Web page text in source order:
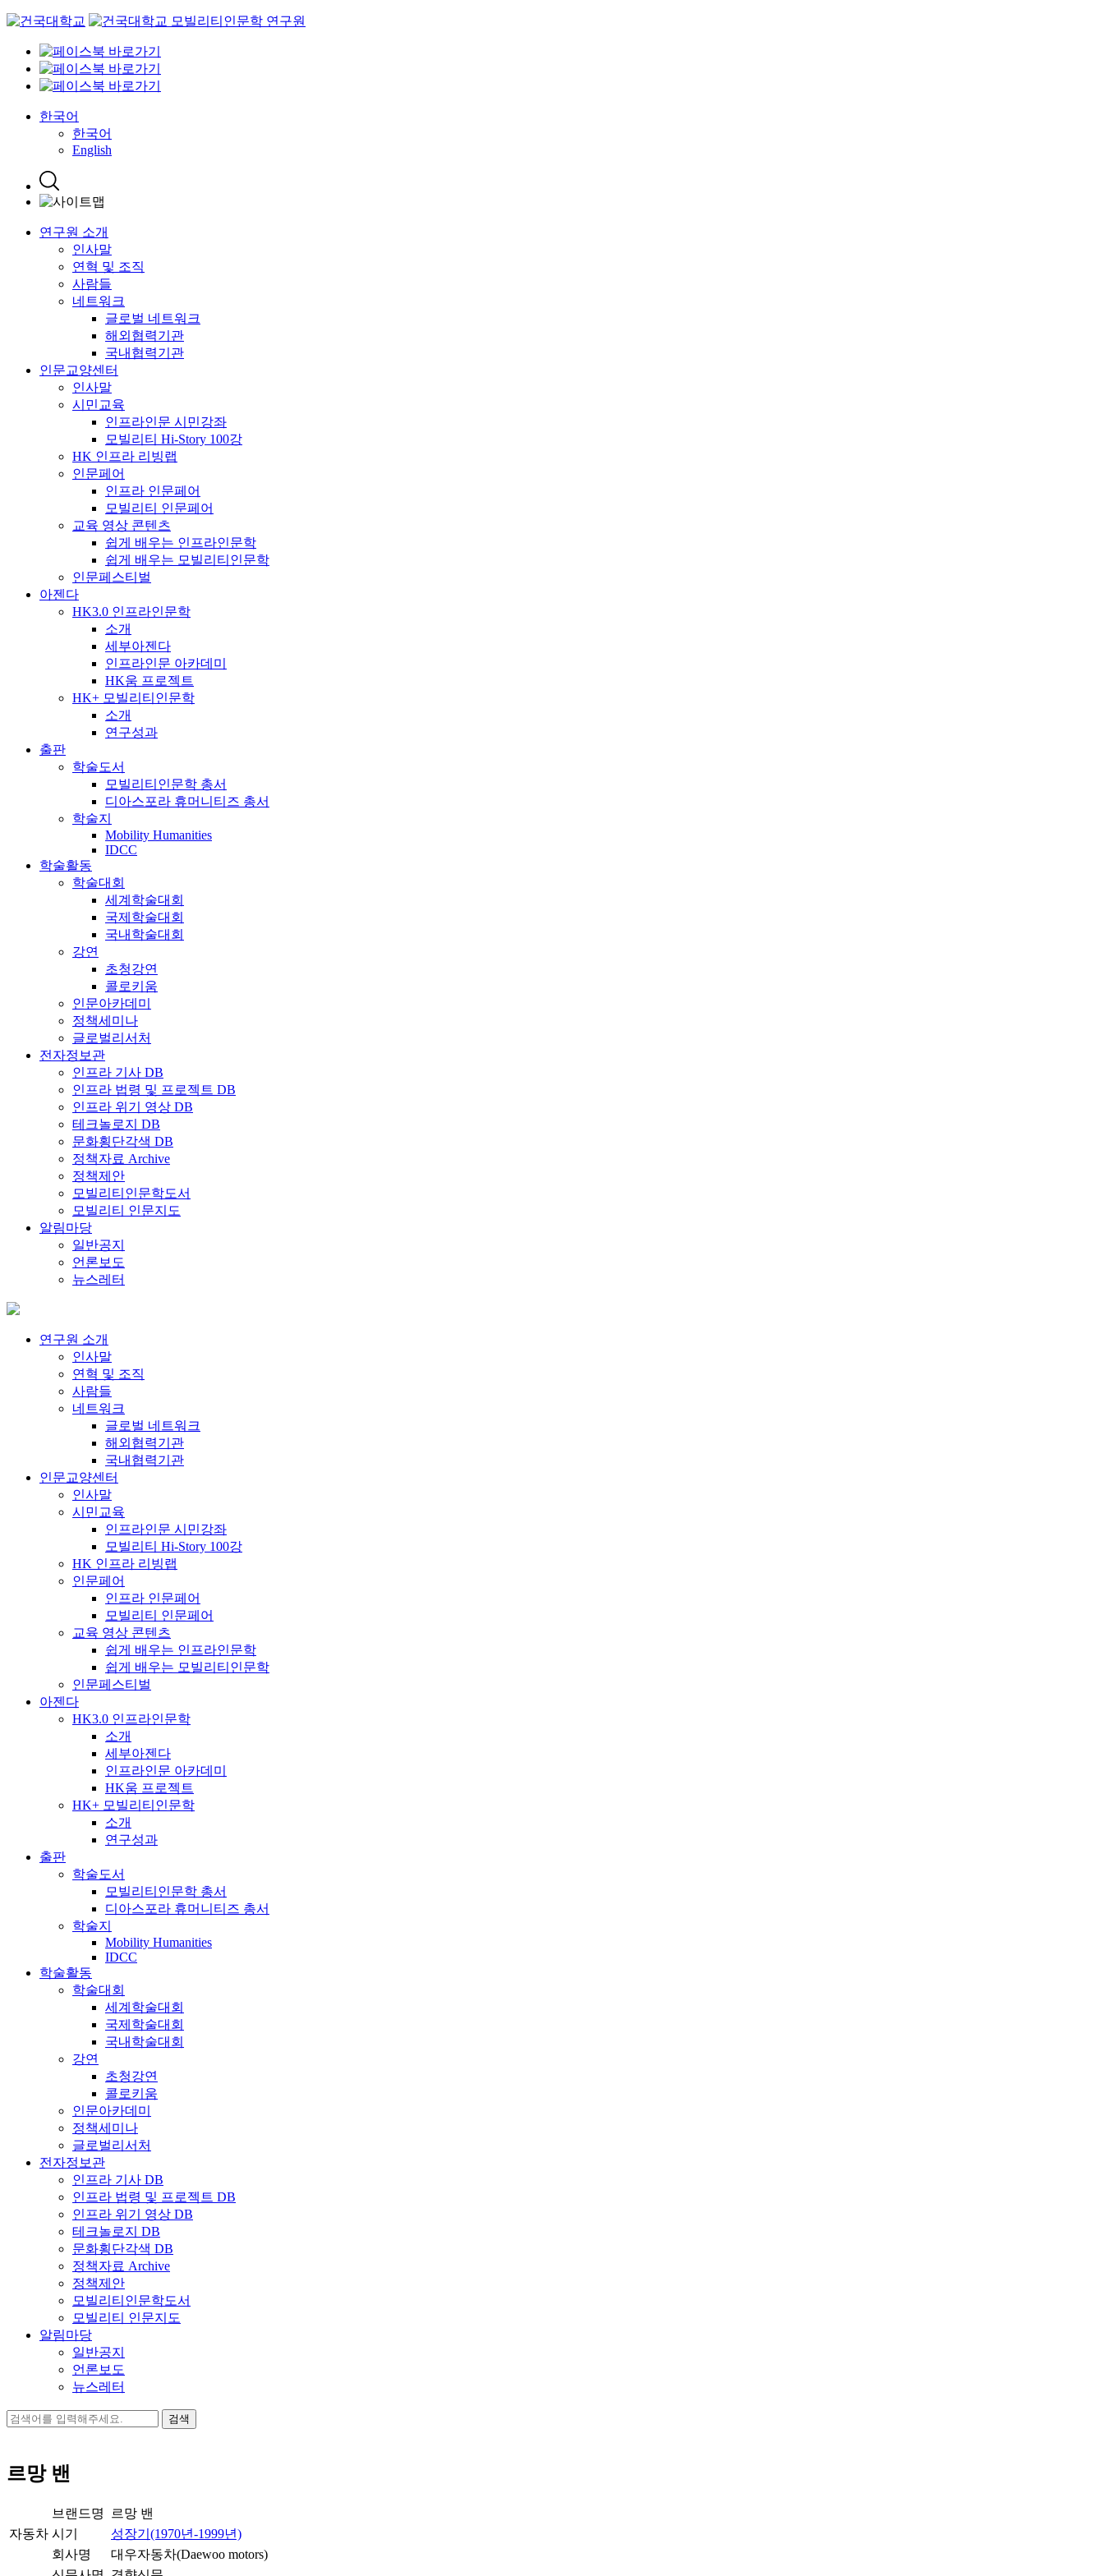
Skip
content
한국어
한국어
English
연구원 소개
인사말
연혁 및 조직
사람들
네트워크
글로벌 네트워크
해외협력기관
국내협력기관
인문교양센터
인사말
시민교육
인프라인문 시민강좌
모빌리티 Hi-Story 100강
HK 인프라 리빙랩
인문페어
인프라 인문페어
모빌리티 인문페어
교육 영상 콘텐츠
쉽게 배우는 인프라인문학
쉽게 배우는 모빌리티인문학
인문페스티벌
아젠다
HK3.0 인프라인문학
소개
세부아젠다
인프라인문 아카데미
HK움 프로젝트
HK+ 모빌리티인문학
소개
연구성과
출판
학술도서
모빌리티인문학 총서
디아스포라 휴머니티즈 총서
학술지
Mobility Humanities
IDCC
학술활동
학술대회
세계학술대회
국제학술대회
국내학술대회
강연
초청강연
콜로키움
인문아카데미
정책세미나
글로벌리서처
전자정보관
인프라 기사 DB
인프라 법령 및 프로젝트 DB
인프라 위기 영상 DB
테크놀로지 DB
문화횡단각색 DB
정책자료 Archive
정책제안
모빌리티인문학도서
모빌리티 인문지도
알림마당
일반공지
언론보도
뉴스레터
연구원 소개
인사말
연혁 및 조직
사람들
네트워크
글로벌 네트워크
해외협력기관
국내협력기관
인문교양센터
인사말
시민교육
인프라인문 시민강좌
모빌리티 Hi-Story 100강
HK 인프라 리빙랩
인문페어
인프라 인문페어
모빌리티 인문페어
교육 영상 콘텐츠
쉽게 배우는 인프라인문학
쉽게 배우는 모빌리티인문학
인문페스티벌
아젠다
HK3.0 인프라인문학
소개
세부아젠다
인프라인문 아카데미
HK움 프로젝트
HK+ 모빌리티인문학
소개
연구성과
출판
학술도서
모빌리티인문학 총서
디아스포라 휴머니티즈 총서
학술지
Mobility Humanities
IDCC
학술활동
학술대회
세계학술대회
국제학술대회
국내학술대회
강연
초청강연
콜로키움
인문아카데미
정책세미나
글로벌리서처
전자정보관
인프라 기사 DB
인프라 법령 및 프로젝트 DB
인프라 위기 영상 DB
테크놀로지 DB
문화횡단각색 DB
정책자료 Archive
정책제안
모빌리티인문학도서
모빌리티 인문지도
알림마당
일반공지
언론보도
뉴스레터
검
르망 밴
자동차
브랜드명
르망 밴
시기
성장기(1970년-1999년)
회사명
대우자동차(Daewoo motors)